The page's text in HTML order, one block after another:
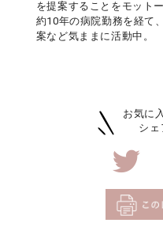
を提案することをモット
約10年の病院勤務を経て
案など気ままに活動中。
お気に
シェ